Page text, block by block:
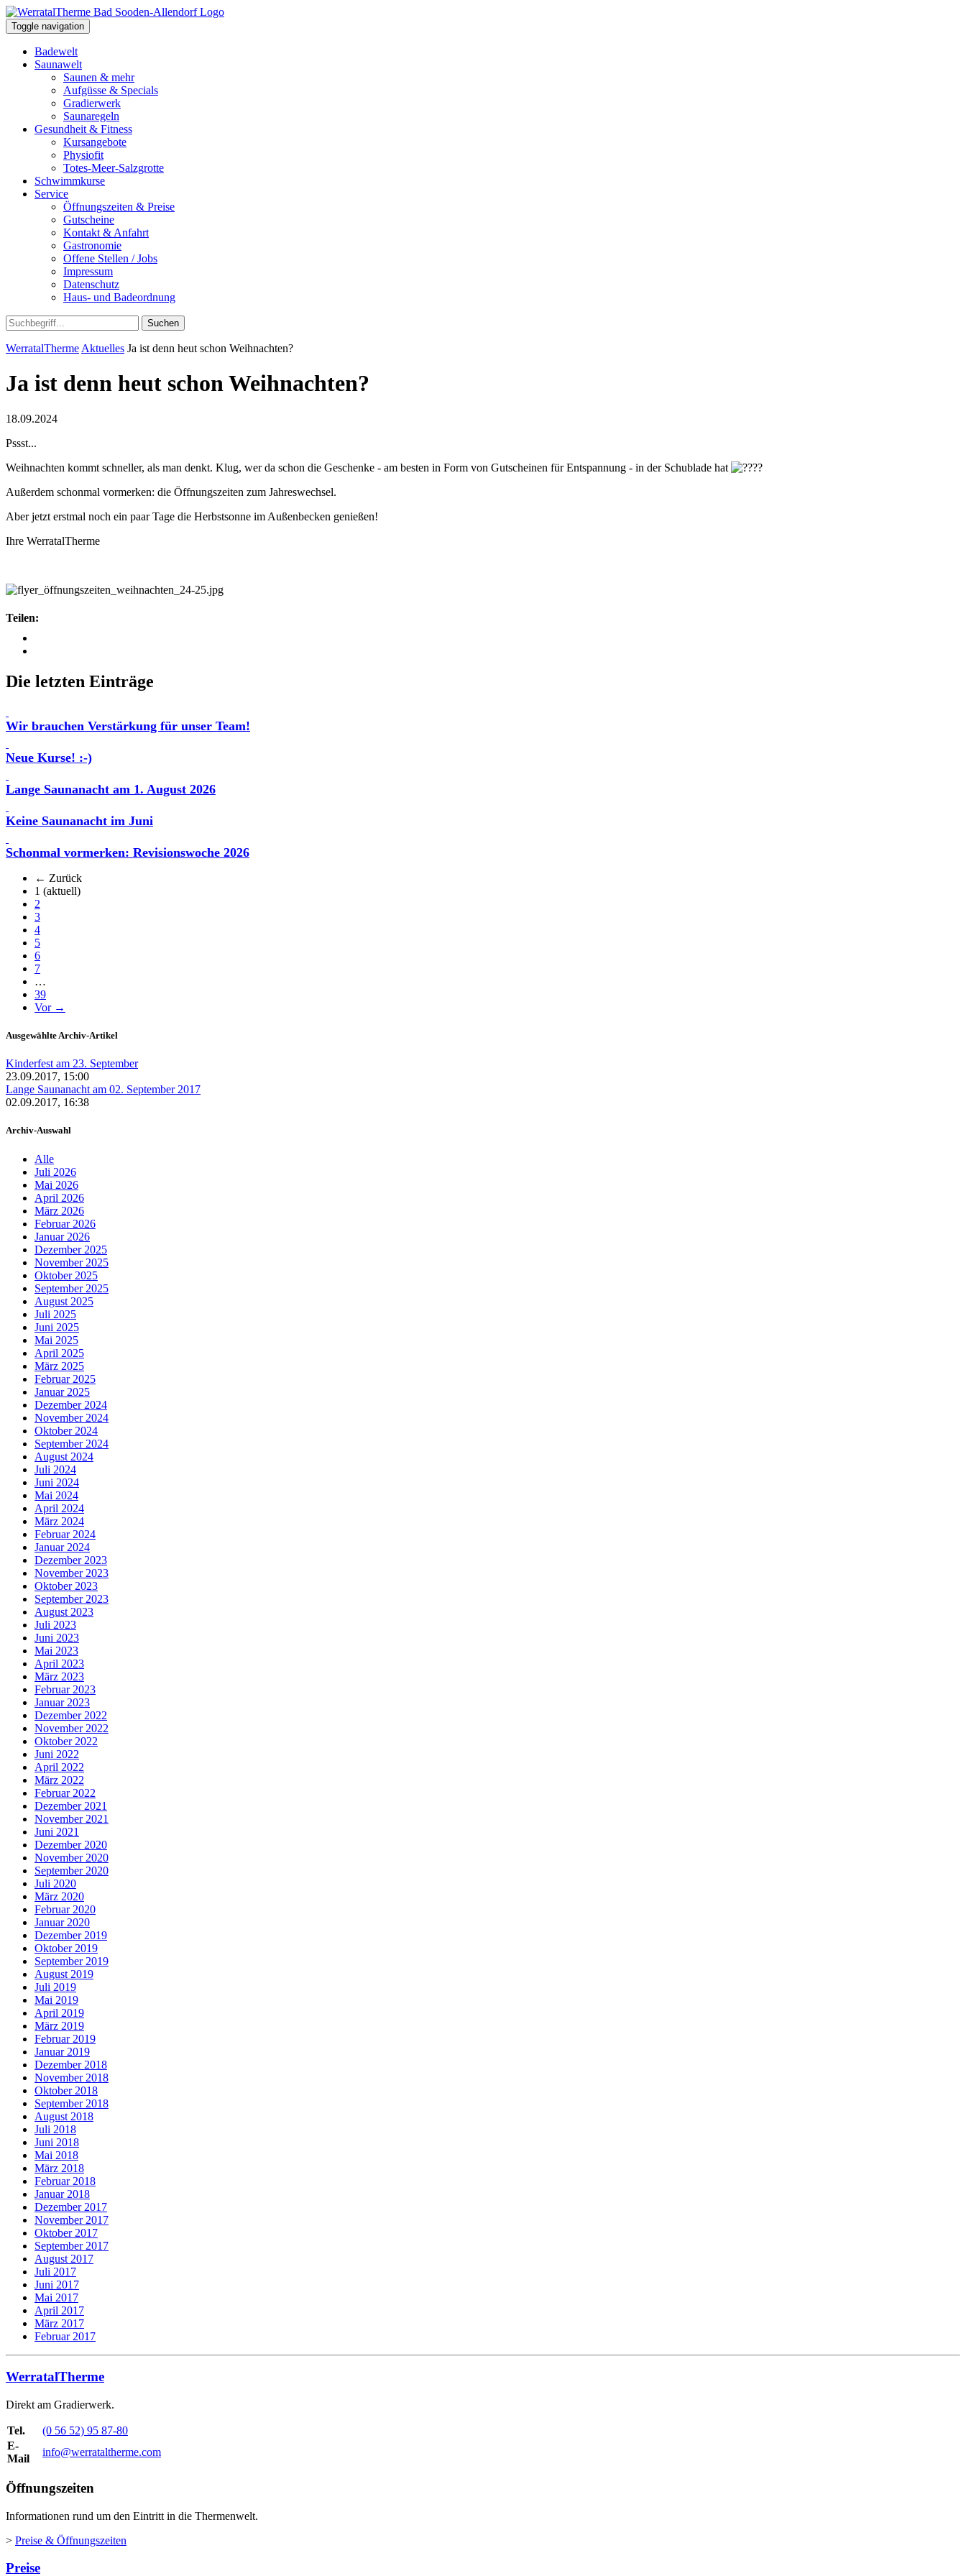
Toggle navigation
Badewelt
Saunawelt
Saunen & mehr
Aufgüsse & Specials
Gradierwerk
Saunaregeln
Gesundheit & Fitness
Kursangebote
Physiofit
Totes-Meer-Salzgrotte
Schwimmkurse
Service
Öffnungszeiten & Preise
Gutscheine
Kontakt & Anfahrt
Gastronomie
Offene Stellen / Jobs
Impressum
Datenschutz
Haus- und Badeordnung
Suchen
WerratalTherme Aktuelles Ja ist denn heut schon Weihnachten?
Ja ist denn heut schon Weihnachten?
18.09.2024
Pssst...
Weihnachten kommt schneller, als man denkt. Klug, wer da schon die Geschenke - am besten in Form von Gutscheinen für Entspannung - in der Schublade hat
Außerdem schonmal vormerken: die Öffnungszeiten zum Jahreswechsel.
Aber jetzt erstmal noch ein paar Tage die Herbstsonne im Außenbecken genießen!
Ihre WerratalTherme
Teilen:
Die letzten Einträge
Wir brauchen Verstärkung für unser Team!
Neue Kurse! :-)
Lange Saunanacht am 1. August 2026
Keine Saunanacht im Juni
Schonmal vormerken: Revisionswoche 2026
← Zurück
1 (aktuell)
2
3
4
5
6
7
…
39
Vor →
Ausgewählte Archiv-Artikel
Kinderfest am 23. September
23.09.2017, 15:00
Lange Saunanacht am 02. September 2017
02.09.2017, 16:38
Archiv-Auswahl
Alle
Juli 2026
Mai 2026
April 2026
März 2026
Februar 2026
Januar 2026
Dezember 2025
November 2025
Oktober 2025
September 2025
August 2025
Juli 2025
Juni 2025
Mai 2025
April 2025
März 2025
Februar 2025
Januar 2025
Dezember 2024
November 2024
Oktober 2024
September 2024
August 2024
Juli 2024
Juni 2024
Mai 2024
April 2024
März 2024
Februar 2024
Januar 2024
Dezember 2023
November 2023
Oktober 2023
September 2023
August 2023
Juli 2023
Juni 2023
Mai 2023
April 2023
März 2023
Februar 2023
Januar 2023
Dezember 2022
November 2022
Oktober 2022
Juni 2022
April 2022
März 2022
Februar 2022
Dezember 2021
November 2021
Juni 2021
Dezember 2020
November 2020
September 2020
Juli 2020
März 2020
Februar 2020
Januar 2020
Dezember 2019
Oktober 2019
September 2019
August 2019
Juli 2019
Mai 2019
April 2019
März 2019
Februar 2019
Januar 2019
Dezember 2018
November 2018
Oktober 2018
September 2018
August 2018
Juli 2018
Juni 2018
Mai 2018
März 2018
Februar 2018
Januar 2018
Dezember 2017
November 2017
Oktober 2017
September 2017
August 2017
Juli 2017
Juni 2017
Mai 2017
April 2017
März 2017
Februar 2017
WerratalTherme
Direkt am Gradierwerk.
Tel.
(0 56 52) 95 87-80
E-
Mail
info@werrataltherme.com
Öffnungszeiten
Informationen rund um den Eintritt in die Thermenwelt.
> Preise & Öffnungszeiten
Preise